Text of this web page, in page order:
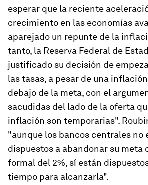
esperar que la reciente
crecimiento en las economías
aparejado un repunte de la
tanto, la Reserva Federal de
justificado su decisión de
las tasas, a pesar de una
debajo de la meta, con el
sacudidas del lado de la oferta
inflación son temporarias".
"aunque los bancos centrales no
dispuestos a abandonar su meta
formal del 2%, sí están
tiempo para alcanzarla".